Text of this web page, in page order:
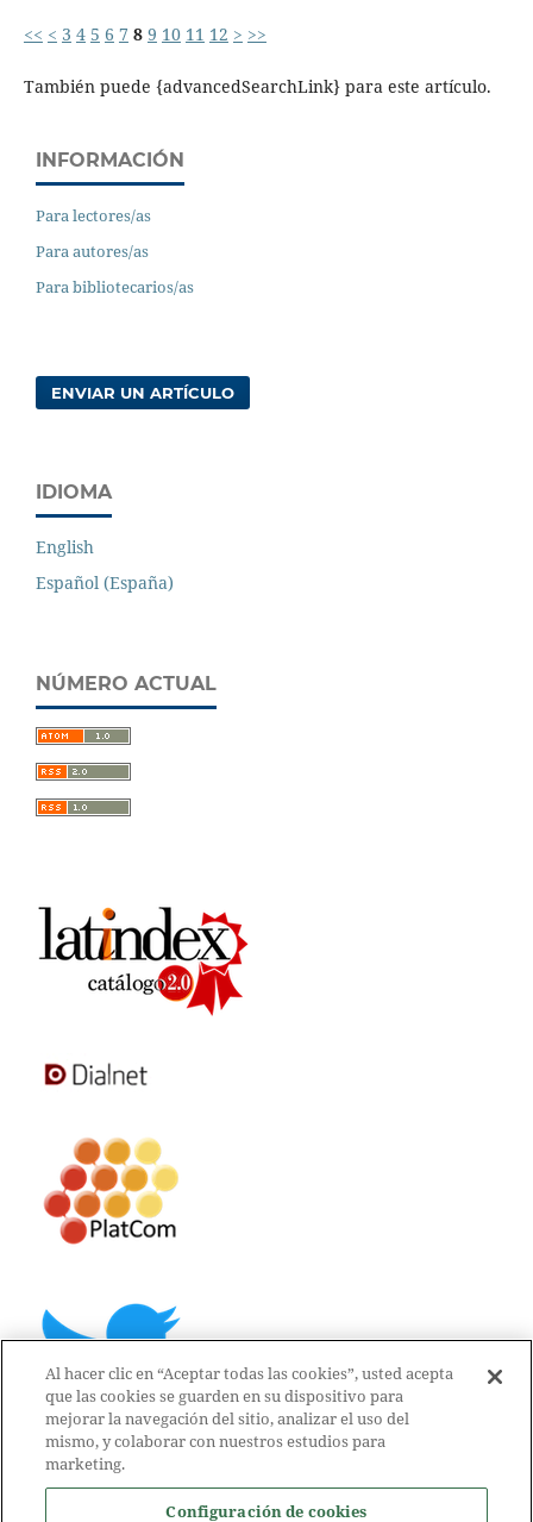
<< < 3 4 5 6 7 8 9 10 11 12 > >>
También puede {advancedSearchLink} para este artículo.
INFORMACIÓN
Para lectores/as
Para autores/as
Para bibliotecarios/as
ENVIAR UN ARTÍCULO
IDIOMA
English
Español (España)
NÚMERO ACTUAL
Al hacer clic en “Aceptar todas las cookies”, usted acepta
que las cookies se guarden en su dispositivo para
mejorar la navegación del sitio, analizar el uso del
mismo, y colaborar con nuestros estudios para
marketing.
Configuración de cookies